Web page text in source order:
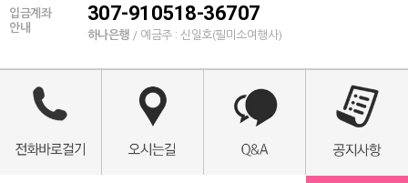
입금계좌
안내
307-910518-36707
하나은행/ 예금주 : 신일호(필미소여행사)